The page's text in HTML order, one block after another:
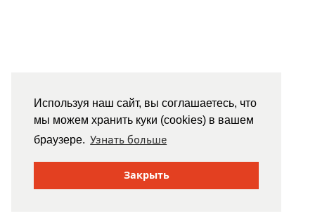
Используя наш сайт, вы соглашаетесь, что
мы можем хранить куки (cookies) в вашем
браузере. Узнать больше
Закрыть